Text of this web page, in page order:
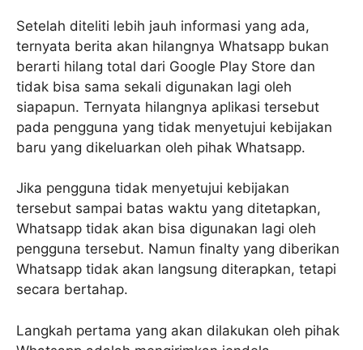
Setelah diteliti lebih jauh informasi yang ada,
ternyata berita akan hilangnya Whatsapp bukan
berarti hilang total dari Google Play Store dan
tidak bisa sama sekali digunakan lagi oleh
siapapun. Ternyata hilangnya aplikasi tersebut
pada pengguna yang tidak menyetujui kebijakan
baru yang dikeluarkan oleh pihak Whatsapp.
Jika pengguna tidak menyetujui kebijakan
tersebut sampai batas waktu yang ditetapkan,
Whatsapp tidak akan bisa digunakan lagi oleh
pengguna tersebut. Namun finalty yang diberikan
Whatsapp tidak akan langsung diterapkan, tetapi
secara bertahap.
Langkah pertama yang akan dilakukan oleh pihak